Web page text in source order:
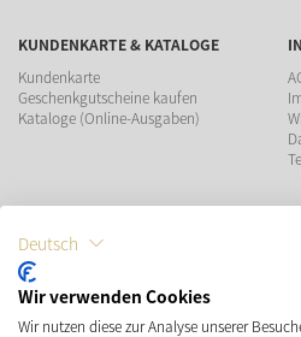
KUNDENKARTE & KATALOGE
Kundenkarte
Geschenkgutscheine kaufen
Kataloge (Online-Ausgaben)
Deutsch
Wir verwenden Cookies
Wir nutzen diese zur Analyse unserer